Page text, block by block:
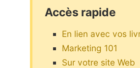
Accès rapide
En lien avec vos
Marketing 101
Sur votre site Web